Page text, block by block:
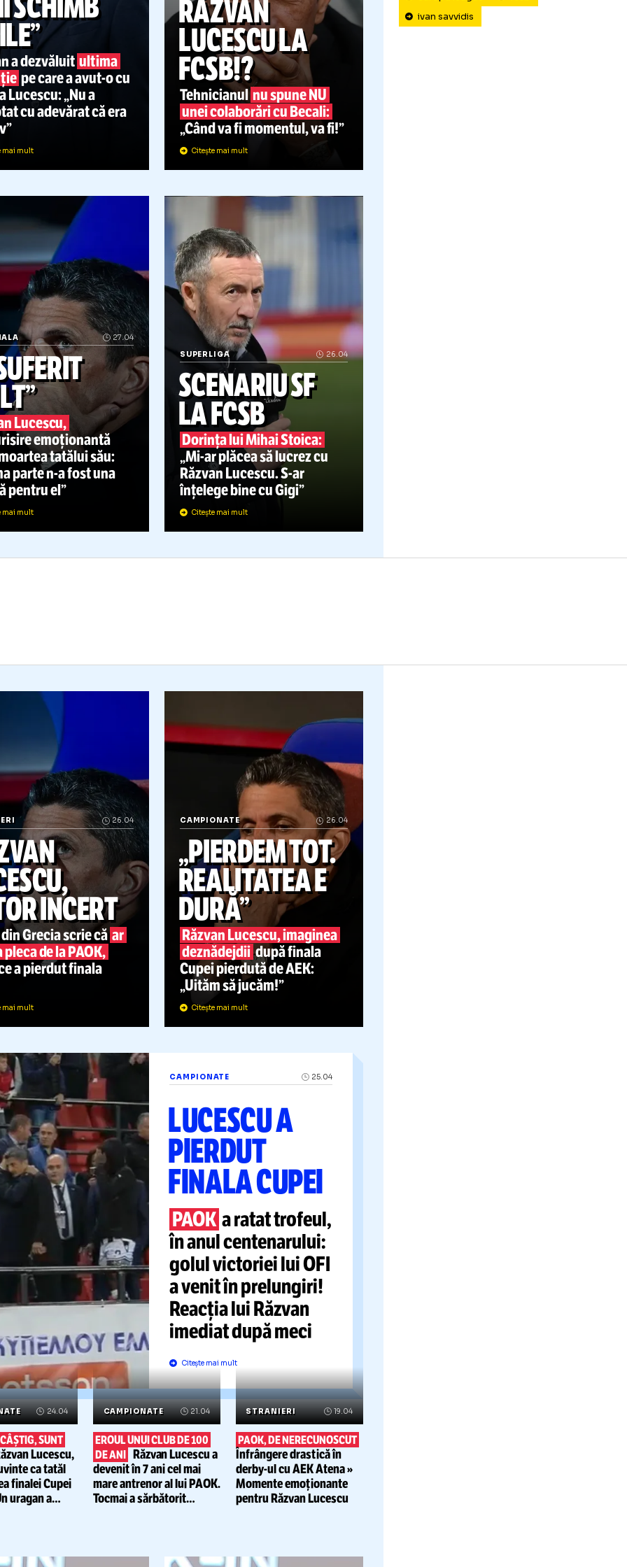
ÎI SCHIMB
a dezvăluit
pe care aavut-o
Lucescu: „Nu a
cu adevărat că era
Citește mai mult
SUPERLIGA
RĂZVAN
LUCESCU LA
FCSB!?
Tehnicianul nu spune NU
unei colaborări cu Becali:
„Când va fi momentul, va fi!”
Citește mai mult
SUFERIT
Lucescu,
emoționantă
moartea tatălui său:
SUPERLIGA
SCENARIU SF
LA FCSB
Dorința lui Mihai Stoica:
„Mi-arplăcea să lucrez cu
olympiacos
INCERT
din Grecia scrie că
pleca de la PAOK,
ce a pierdut finala
Citește mai mult
CAMPIONATE
„PIERDEM TOT.
REALITATEA E
DURĂ”
deznădejdiidupă finala
„Uităm să jucăm!”
Citește mai mult
CAMPIONATE
LUCESCU A
PIERDUT
FINALA CUPEI
PAOKa ratat trofeul,
în anul centenarului:
golul victoriei lui OFI
a venit în prelungiri!
Reacția lui Răzvan
imediat după meci